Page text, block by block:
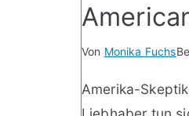
Von Monika Fuchs
Amerika-